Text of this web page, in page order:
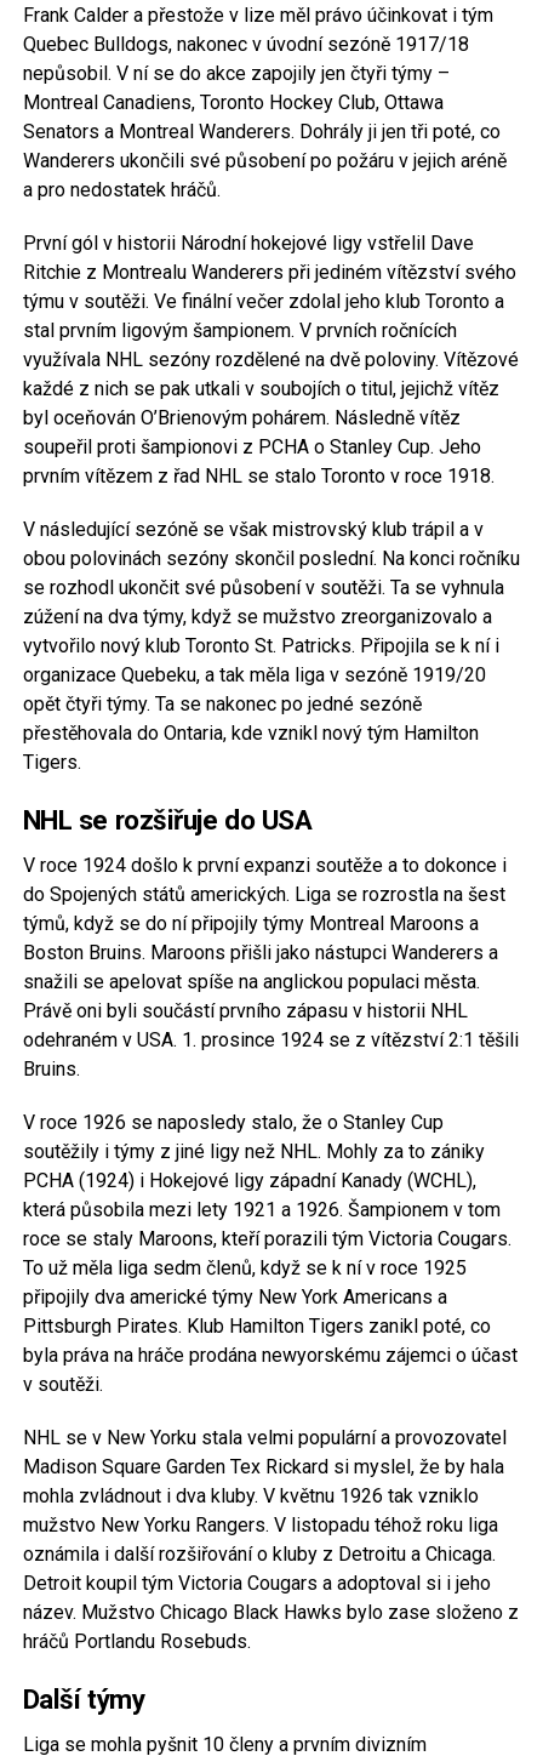
Frank Calder a přestože v lize měl právo účinkovat i tým
Quebec Bulldogs, nakonec v úvodní sezóně 1917/18
nepůsobil. V ní se do akce zapojily jen čtyři týmy –
Montreal Canadiens, Toronto Hockey Club, Ottawa
Senators a Montreal Wanderers. Dohrály ji jen tři poté, co
Wanderers ukončili své působení po požáru v jejich aréně
a pro nedostatek hráčů.
První gól v historii Národní hokejové ligy vstřelil Dave
Ritchie z Montrealu Wanderers při jediném vítězství svého
týmu v soutěži. Ve finální večer zdolal jeho klub Toronto a
stal prvním ligovým šampionem. V prvních ročnících
využívala NHL sezóny rozdělené na dvě poloviny. Vítězové
každé z nich se pak utkali v soubojích o titul, jejichž vítěz
byl oceňován O’Brienovým pohárem. Následně vítěz
soupeřil proti šampionovi z PCHA o Stanley Cup. Jeho
prvním vítězem z řad NHL se stalo Toronto v roce 1918.
V následující sezóně se však mistrovský klub trápil a v
obou polovinách sezóny skončil poslední. Na konci ročníku
se rozhodl ukončit své působení v soutěži. Ta se vyhnula
zúžení na dva týmy, když se mužstvo zreorganizovalo a
vytvořilo nový klub Toronto St. Patricks. Připojila se k ní i
organizace Quebeku, a tak měla liga v sezóně 1919/20
opět čtyři týmy. Ta se nakonec po jedné sezóně
přestěhovala do Ontaria, kde vznikl nový tým Hamilton
Tigers.
NHL se rozšiřuje do USA
V roce 1924 došlo k první expanzi soutěže a to dokonce i
do Spojených států amerických. Liga se rozrostla na šest
týmů, když se do ní připojily týmy Montreal Maroons a
Boston Bruins. Maroons přišli jako nástupci Wanderers a
snažili se apelovat spíše na anglickou populaci města.
Právě oni byli součástí prvního zápasu v historii NHL
odehraném v USA. 1. prosince 1924 se z vítězství 2:1 těšili
Bruins.
V roce 1926 se naposledy stalo, že o Stanley Cup
soutěžily i týmy z jiné ligy než NHL. Mohly za to zániky
PCHA (1924) i Hokejové ligy západní Kanady (WCHL),
která působila mezi lety 1921 a 1926. Šampionem v tom
roce se staly Maroons, kteří porazili tým Victoria Cougars.
To už měla liga sedm členů, když se k ní v roce 1925
připojily dva americké týmy New York Americans a
Pittsburgh Pirates. Klub Hamilton Tigers zanikl poté, co
byla práva na hráče prodána newyorskému zájemci o účast
v soutěži.
NHL se v New Yorku stala velmi populární a provozovatel
Madison Square Garden Tex Rickard si myslel, že by hala
mohla zvládnout i dva kluby. V květnu 1926 tak vzniklo
mužstvo New Yorku Rangers. V listopadu téhož roku liga
oznámila i další rozšiřování o kluby z Detroitu a Chicaga.
Detroit koupil tým Victoria Cougars a adoptoval si i jeho
název. Mužstvo Chicago Black Hawks bylo zase složeno z
hráčů Portlandu Rosebuds.
Další týmy
Liga se mohla pyšnit 10 členy a prvním divizním